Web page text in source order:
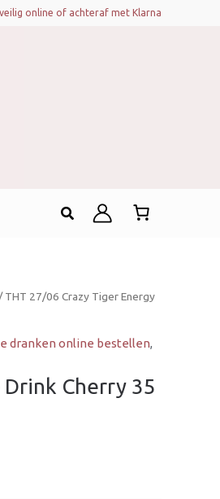
online of achteraf met Klarna
Zoeken
/ THT 27/06 Crazy Tiger Energy
dranken online bestellen,
Cherry 35